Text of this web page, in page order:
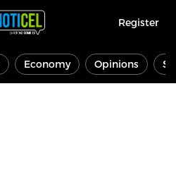
Register
Economy Opinions